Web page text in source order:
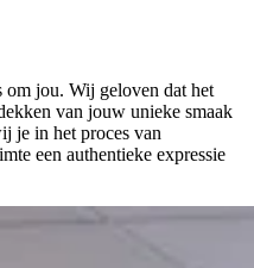
jou. Wij geloven dat het
van jouw unieke smaak
je in het proces van
een authentieke expressie